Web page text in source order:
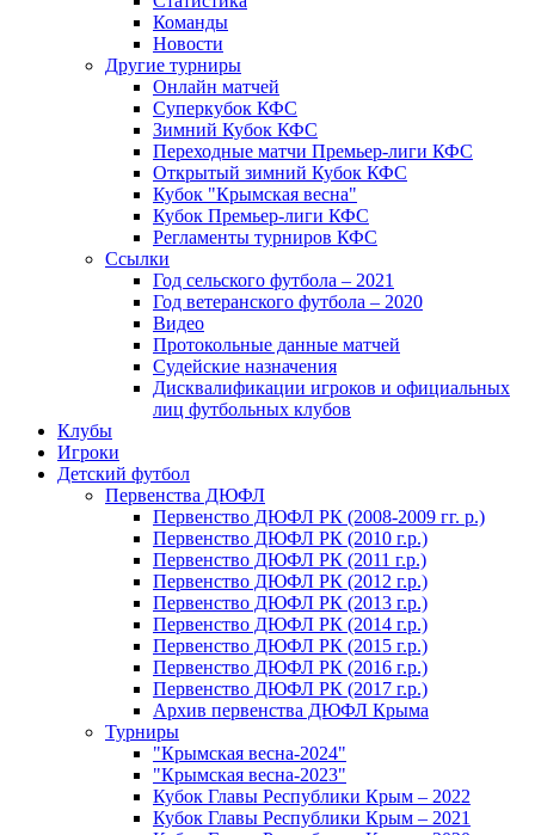
Команды
Новости
Другие турниры
Онлайн матчей
Суперкубок КФС
Зимний Кубок КФС
Переходные матчи Премьер-лиги КФС
Открытый зимний Кубок КФС
Кубок "Крымская весна"
Кубок Премьер-лиги КФС
Регламенты турниров КФС
Ссылки
Год сельского футбола – 2021
Год ветеранского футбола – 2020
Видео
Протокольные данные матчей
Судейские назначения
Дисквалификации игроков и официальных
лиц футбольных клубов
Клубы
Игроки
Детский футбол
Первенства ДЮФЛ
Первенство ДЮФЛ РК (2008-2009 гг. р.)
Первенство ДЮФЛ РК (2010 г.р.)
Первенство ДЮФЛ РК (2011 г.р.)
Первенство ДЮФЛ РК (2012 г.р.)
Первенство ДЮФЛ РК (2013 г.р.)
Первенство ДЮФЛ РК (2014 г.р.)
Первенство ДЮФЛ РК (2015 г.р.)
Первенство ДЮФЛ РК (2016 г.р.)
Первенство ДЮФЛ РК (2017 г.р.)
Архив первенства ДЮФЛ Крыма
Турниры
"Крымская весна-2024"
"Крымская весна-2023"
Кубок Главы Республики Крым – 2022
Кубок Главы Республики Крым – 2021